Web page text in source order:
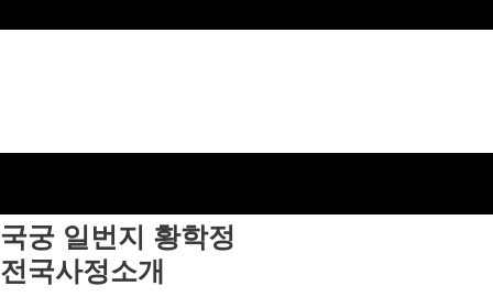
국궁 일번지 황학정
전국사정소개